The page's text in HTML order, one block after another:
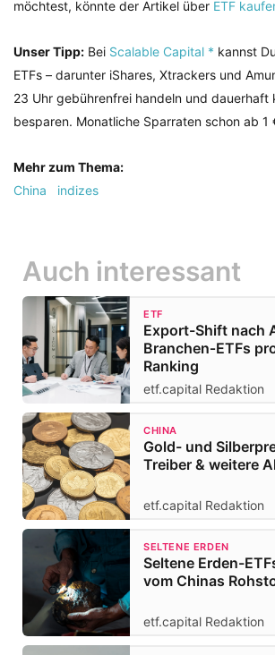
möchtest, könnte der Artikel über ETF
Unser Tipp: Bei Scalable Capital * kannst
ETFs – darunter iShares, Xtrackers und
23 Uhr gebührenfrei handeln und dauerhaft
besparen. Monatliche Sparraten schon ab 1
Mehr zum Thema:
China
indizes
Auch interessant
ETF
Export-Shift nach
Branchen‑ETFs
Ranking
etf.capital Redaktion
CHINA
Gold- und
Treiber & weitere
etf.capital Redaktion
SELTENE ERDEN
Seltene Erden-
vom Chinas
etf.capital Redaktion